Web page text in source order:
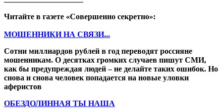
Читайте в газете «Совершенно секретно»:
МОШЕННИКИ НА СВЯЗИ...
Сотни миллиардов рублей в год переводят россияне
мошенникам. О десятках громких случаев пишут СМИ,
как бы предупреждая людей – не делайте таких ошибок. Но
снова и снова человек попадается на новые уловки
аферистов
ОБЕЗДОЛИННАЯ ТЫ НАША